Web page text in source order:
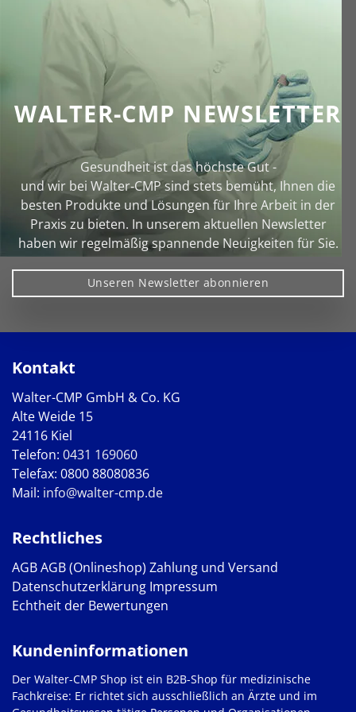
WALTER-CMP NEWSLETTER
Gesundheit ist das höchste Gut -
und wir bei Walter‑CMP sind stets bemüht, Ihnen die
besten Produkte und Lösungen für Ihre Arbeit in der
Praxis zu bieten. In unserem aktuellen Newsletter
haben wir regelmäßig spannende Neuigkeiten für Sie.
Unseren Newsletter abonnieren
Kontakt
Walter-CMP GmbH & Co. KG
Alte Weide 15
24116 Kiel
Telefon: 0431 169060
Telefax: 0800 88080836
Mail: info@walter-cmp.de
Rechtliches
AGBAGB (Onlineshop) Zahlung und Versand
Datenschutzerklärung Impressum
Echtheit der Bewertungen
Kundeninformationen
Der Walter-CMP Shop ist ein B2B-Shop für medizinische
Fachkreise: Er richtet sich ausschließlich an Ärzte und im